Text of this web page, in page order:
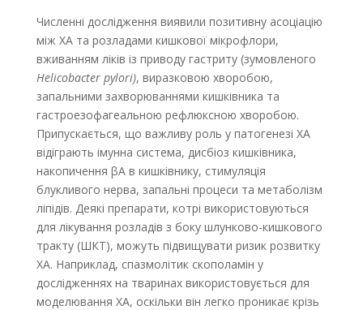
Численні дослідження виявили позитивну асоціацію
між ХА та розладами кишкової мікрофлори,
вживанням ліків із приводу гастриту (зумовленого
Helicobacter pylori), виразковою хворобою,
запальними захворюваннями кишківника та
гастроезофагеальною рефлюксною хворобою.
Припускається, що важливу роль у патогенезі ХА
відіграють імунна система, дисбіоз кишківника,
накопичення βА в кишківнику, стимуляція
блукливого нерва, запальні процеси та метаболізм
ліпідів. Деякі препарати, котрі використовуються
для лікування розладів з боку шлунково-кишкового
тракту (ШКТ), можуть підвищувати ризик розвитку
ХА. Наприклад, спазмолітик скополамін у
дослідженнях на тваринах використовується для
моделювання ХА, оскільки він легко проникає крізь